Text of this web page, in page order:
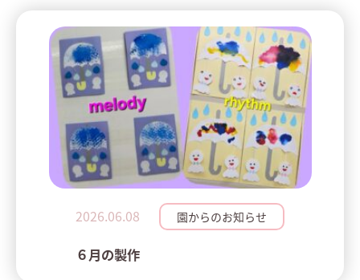
2026.06.08 園からのお知らせ
６月の製作